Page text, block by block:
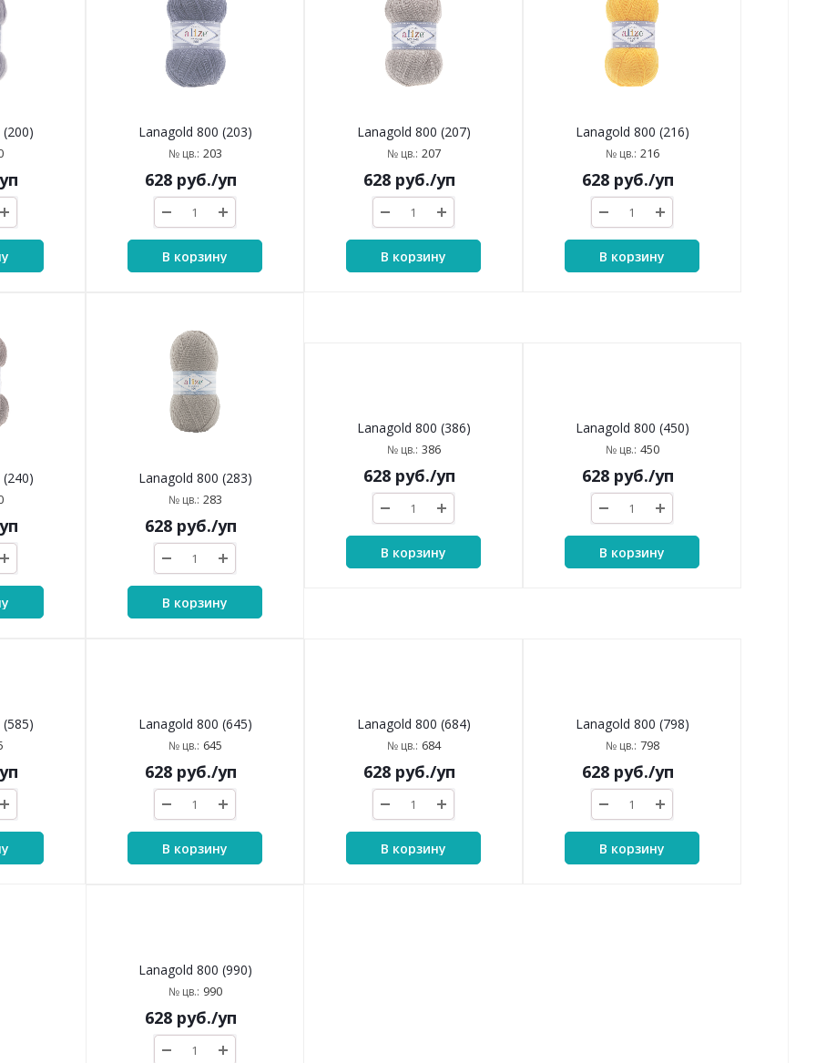
Lanagold 800 (203)
№ цв.: 203
628руб./уп
В корзину
Lanagold 800 (207)
№ цв.: 207
628руб./уп
В корзину
Lanagold 800 (216)
№ цв.: 216
628руб./уп
В корзину
Lanagold 800 (283)
№ цв.: 283
628руб./уп
В корзину
Lanagold 800 (386)
386
628руб./уп
Lanagold 800 (450)
450
628руб./уп
Lanagold 800 (645)
№ цв.: 645
628руб./уп
Lanagold 800 (684)
№ цв.: 684
628руб./уп
Lanagold 800 (798)
№ цв.: 798
628руб./уп